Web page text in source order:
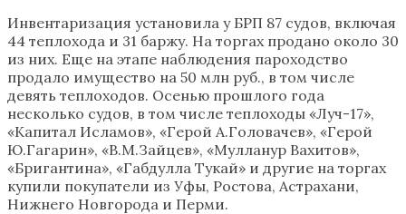
Инвентаризация установила у БРП 87 судов, включая
44 теплохода и 31 баржу. На торгах продано около 30
из них. Еще на этапе наблюдения пароходство
продало имущество на 50 млн руб., в том числе
девять теплоходов. Осенью прошлого года
несколько судов, в том числе теплоходы «Луч-17»,
«Капитал Исламов», «Герой А.Головачев», «Герой
Ю.Гагарин», «В.М.Зайцев», «Мулланур Вахитов»,
«Бригантина», «Габдулла Тукай» и другие на торгах
купили покупатели из Уфы, Ростова, Астрахани,
Нижнего Новгорода и Перми.